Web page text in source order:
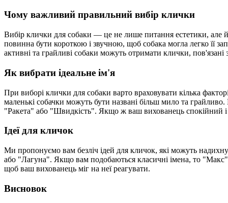
Чому важливий правильний вибір клички
Вибір клички для собаки — це не лише питання естетики, але
повинна бути короткою і звучною, щоб собака могла легко її
активні та грайливі собаки можуть отримати клички, пов'язані
Як вибрати ідеальне ім'я
При виборі клички для собаки варто враховувати кілька
маленькі собачки можуть бути названі більш мило та
"Ракета" або "Швидкість". Якщо ж ваш вихованець спокійний
Ідеї для кличок
Ми пропонуємо вам безліч ідей для кличок, які можуть
або "Лагуна". Якщо вам подобаються класичні імена, то
щоб ваш вихованець міг на неї реагувати.
Висновок